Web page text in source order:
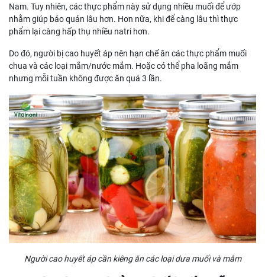
Nam. Tuy nhiên, các thực phẩm này sử dụng nhiều muối để ướp
nhằm giúp bảo quản lâu hơn. Hơn nữa, khi để càng lâu thì thực
phẩm lại càng hấp thụ nhiều natri hơn.
Do đó, người bị cao huyết áp nên hạn chế ăn các thực phẩm muối
chua và các loại mắm/nước mắm. Hoặc có thể pha loãng mắm
nhưng mỗi tuần không được ăn quá 3 lần.
Người cao huyết áp cần kiêng ăn các loại dưa muối và mắm